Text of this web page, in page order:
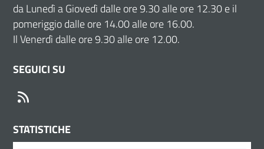
da Lunedì a Giovedì dalle ore 9.30 alle ore 12.30 e il
pomeriggio dalle ore 14.00 alle ore 16.00.
Il Venerdì dalle ore 9.30 alle ore 12.00.
SEGUICI SU
STATISTICHE